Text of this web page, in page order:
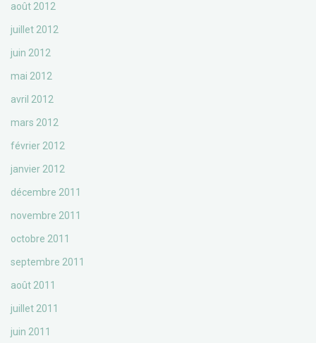
août 2012
juillet 2012
juin 2012
mai 2012
avril 2012
mars 2012
février 2012
janvier 2012
décembre 2011
novembre 2011
octobre 2011
septembre 2011
août 2011
juillet 2011
juin 2011